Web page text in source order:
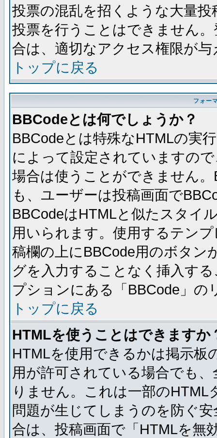
投票の混乱を招くような大量
投票を行うことはできません
合は、適切なアクセス権限が
トップに戻る
フォー
BBCodeとは何でしょうか？
BBCodeとは特殊なHTMLの実
によって設定されていますの
場合は使うことができません
も、ユーザーは投稿画面で
BBCodeはHTMLと似たスタイ
用いられます。使用するテン
稿欄の上にBBCode用のボタン
グを入力することなく挿入す
プションにある「BBCode」
トップに戻る
HTMLを使うことはできますか
HTMLを使用できるかは掲示板
用が許可されている場合でも
りません。これは一部の
問題が生じてしまうのを防ぐ
合は、投稿画面で「HTMLを無